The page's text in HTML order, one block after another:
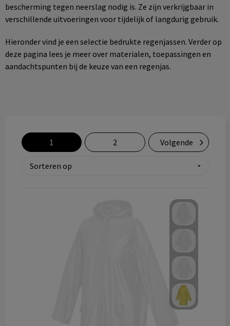
Technologie & gadgets
Overig
bescherming tegen neerslag nodig is. Ze zijn verkrijgbaar in
verschillende uitvoeringen voor tijdelijk of langdurig gebruik.
Hieronder vind je een selectie bedrukte regenjassen. Verder op
deze pagina lees je meer over materialen, toepassingen en
aandachtspunten bij de keuze van een regenjas.
1 2 Volgende